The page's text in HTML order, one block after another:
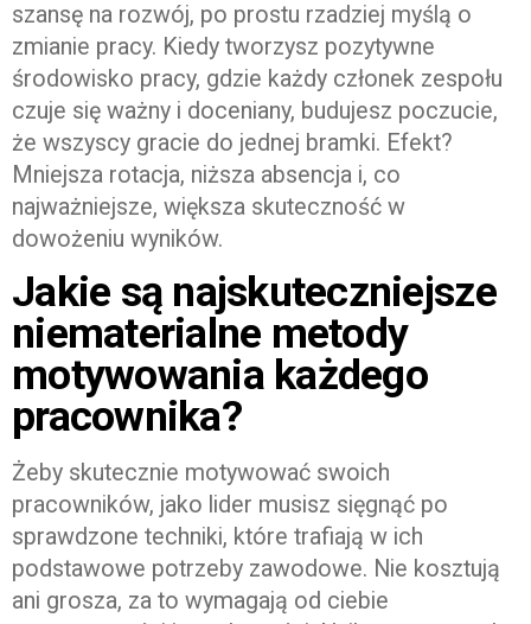
szansę na rozwój, po prostu rzadziej myślą o
zmianie pracy. Kiedy tworzysz pozytywne
środowisko pracy, gdzie każdy członek zespołu
czuje się ważny i doceniany, budujesz poczucie,
że wszyscy gracie do jednej bramki. Efekt?
Mniejsza rotacja, niższa absencja i, co
najważniejsze, większa skuteczność w
dowożeniu wyników.
Jakie są najskuteczniejsze
niematerialne metody
motywowania każdego
pracownika?
Żeby skutecznie motywować swoich
pracowników, jako lider musisz sięgnąć po
sprawdzone techniki, które trafiają w ich
podstawowe potrzeby zawodowe. Nie kosztują
ani grosza, za to wymagają od ciebie